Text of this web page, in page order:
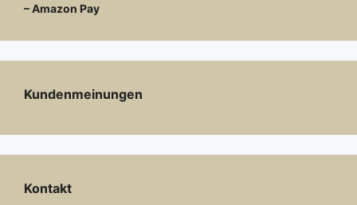
– Amazon Pay
Kundenmeinungen
Kontakt